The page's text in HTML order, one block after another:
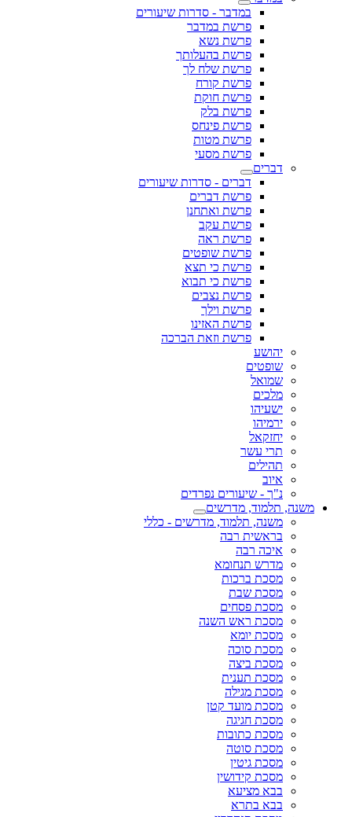
במדבר - סדרות שיעורים
פרשת במדבר
פרשת נשא
פרשת בהעלותך
פרשת שלח לך
פרשת קורח
פרשת חוקת
פרשת בלק
פרשת פינחס
פרשת מטות
פרשת מסעי
דברים
דברים - סדרות שיעורים
פרשת דברים
פרשת ואתחנן
פרשת עקב
פרשת ראה
פרשת שופטים
פרשת כי תצא
פרשת כי תבוא
פרשת נצבים
פרשת וילך
פרשת האזינו
פרשת וזאת הברכה
יהושע
שופטים
שמואל
מלכים
ישעיהו
ירמיהו
יחזקאל
תרי עשר
תהילים
איוב
נ"ך - שיעורים נפרדים
משנה, תלמוד, מדרשים
משנה, תלמוד, מדרשים - כללי
בראשית רבה
איכה רבה
מדרש תנחומא
מסכת ברכות
מסכת שבת
מסכת פסחים
מסכת ראש השנה
מסכת יומא
מסכת סוכה
מסכת ביצה
מסכת תענית
מסכת מגילה
מסכת מועד קטן
מסכת חגיגה
מסכת כתובות
מסכת סוטה
מסכת גיטין
מסכת קידושין
בבא מציעא
בבא בתרא